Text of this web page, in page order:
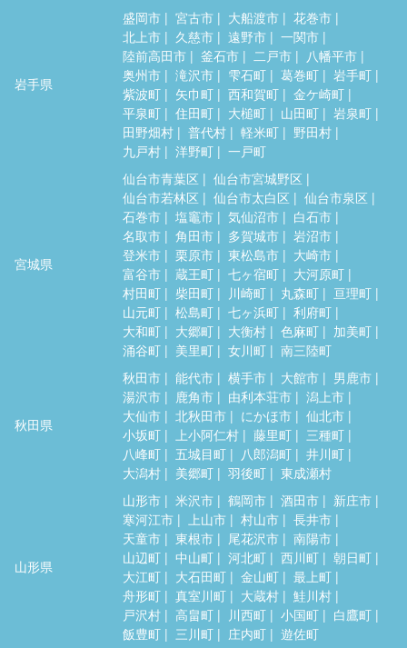
岩手県
盛岡市 宮古市 大船渡市
花巻市
北上市
久慈市 遠野市
一関市
陸前高田市
釜石市 二戸市
八幡平市
奥州市
滝沢市 雫石町 葛巻町
岩手町
紫波町
矢巾町 西和賀町
金ケ崎町
平泉町
住田町 大槌町 山田町
岩泉町
田野畑村
普代村 軽米町
野田村
九戸村
洋野町 一戸町
宮城県
仙台市青葉区
仙台市宮城野区
仙台市若林区
仙台市太白区
仙台市泉区
石巻市
塩竈市 気仙沼市
白石市
名取市
角田市 多賀城市
岩沼市
登米市
栗原市 東松島市
大崎市
富谷市
蔵王町 七ヶ宿町
大河原町
村田町
柴田町 川崎町 丸森町
亘理町
山元町
松島町 七ヶ浜町
利府町
大和町
大郷町 大衡村 色麻町
加美町
涌谷町
美里町 女川町 南三陸町
秋田県
秋田市 能代市 横手市 大館市
男鹿市
湯沢市
鹿角市 由利本荘市
潟上市
大仙市
北秋田市 にかほ市
仙北市
小坂町
上小阿仁村 藤里町
三種町
八峰町
五城目町 八郎潟町
井川町
大潟村
美郷町 羽後町 東成瀬村
山形県
山形市 米沢市 鶴岡市 酒田市
新庄市
寒河江市
上山市 村山市
長井市
天童市
東根市 尾花沢市
南陽市
山辺町
中山町 河北町 西川町
朝日町
大江町
大石田町 金山町
最上町
舟形町
真室川町 大蔵村
鮭川村
戸沢村
高畠町 川西町 小国町
白鷹町
飯豊町
三川町 庄内町 遊佐町